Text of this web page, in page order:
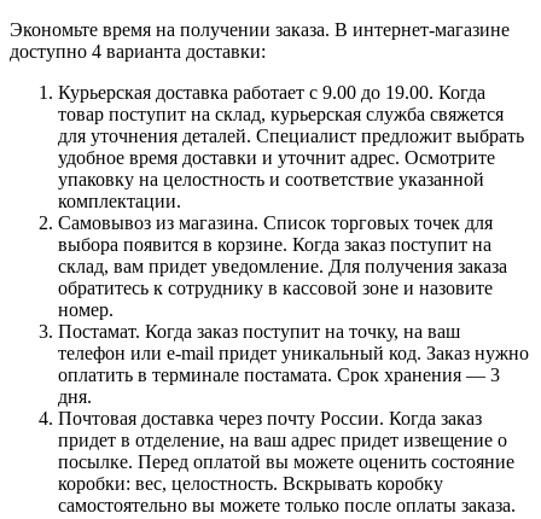
Экономьте время на получении заказа. В интернет-магазине
доступно 4 варианта доставки:
Курьерская доставка работает с 9.00 до 19.00. Когда
товар поступит на склад, курьерская служба свяжется
для уточнения деталей. Специалист предложит выбрать
удобное время доставки и уточнит адрес. Осмотрите
упаковку на целостность и соответствие указанной
комплектации.
Самовывоз из магазина. Список торговых точек для
выбора появится в корзине. Когда заказ поступит на
склад, вам придет уведомление. Для получения заказа
обратитесь к сотруднику в кассовой зоне и назовите
номер.
Постамат. Когда заказ поступит на точку, на ваш
телефон или e-mail придет уникальный код. Заказ нужно
оплатить в терминале постамата. Срок хранения — 3
дня.
Почтовая доставка через почту России. Когда заказ
придет в отделение, на ваш адрес придет извещение о
посылке. Перед оплатой вы можете оценить состояние
коробки: вес, целостность. Вскрывать коробку
самостоятельно вы можете только после оплаты заказа.